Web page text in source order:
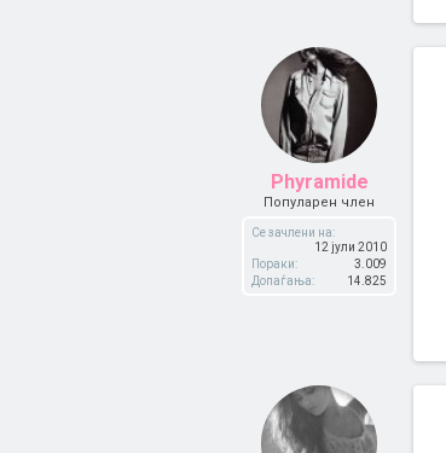
Phyramide
Популарен член
Се зачлени на:
12 јули 2010
Пораки:
3.009
Допаѓања:
14.825